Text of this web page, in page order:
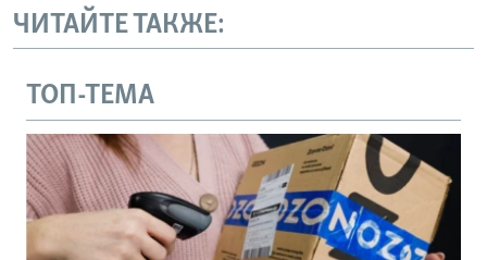
ЧИТАЙТЕ ТАКЖЕ:
ТОП-ТЕМА